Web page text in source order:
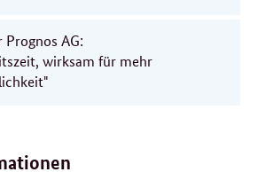
AG:
wirksam für mehr